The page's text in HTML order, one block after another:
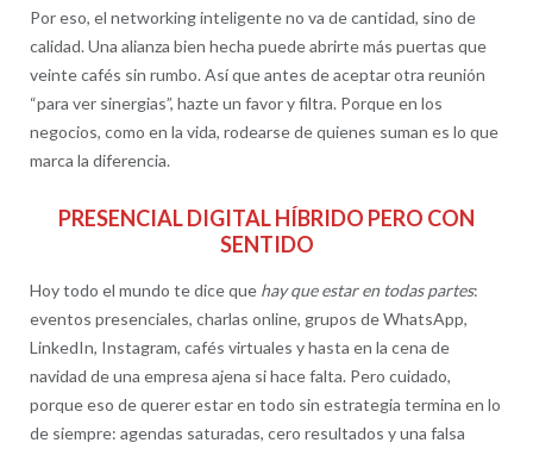
Por eso, el networking inteligente no va de cantidad, sino de
calidad. Una alianza bien hecha puede abrirte más puertas que
veinte cafés sin rumbo. Así que antes de aceptar otra reunión
“para ver sinergias”, hazte un favor y filtra. Porque en los
negocios, como en la vida, rodearse de quienes suman es lo que
marca la diferencia.
PRESENCIAL DIGITAL HÍBRIDO PERO CON
SENTIDO
Hoy todo el mundo te dice que hay que estar en todas partes:
eventos presenciales, charlas online, grupos de WhatsApp,
LinkedIn, Instagram, cafés virtuales y hasta en la cena de
navidad de una empresa ajena si hace falta. Pero cuidado,
porque eso de querer estar en todo sin estrategia termina en lo
de siempre: agendas saturadas, cero resultados y una falsa